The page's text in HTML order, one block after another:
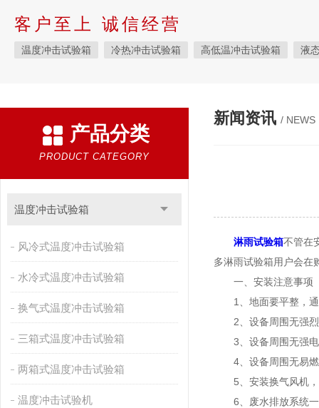
客户至上 诚信经营
温度冲击试验箱 冷热冲击试验箱 高低温冲击试验箱 液
霉菌试验箱 应力筛选试验箱 IPX9K淋雨箱 温湿度检定箱
盐雾试验箱 老化试验箱
自然恒温对流试验箱 自动化产线高低温试验箱
新能源专用设备 PCT高压加速老化试验机
绝缘裂化.特性评价系统
产品分类
PRODUCT CATEGORY
温度冲击试验箱
风冷式温度冲击试验箱
水冷式温度冲击试验箱
换气式温度冲击试验箱
三箱式温度冲击试验箱
两箱式温度冲击试验箱
温度冲击试验机
新闻资讯 / NEWS
淋雨试验箱不管在
多淋雨试验箱用户会在
一、安装注意事项
1、地面要平整，通
2、设备周围无强烈
3、设备周围无强电
4、设备周围无易燃
5、安装换气风机，
6、废水排放系统一